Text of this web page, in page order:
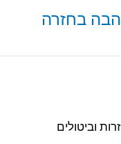
בחזרה
וביטולים​